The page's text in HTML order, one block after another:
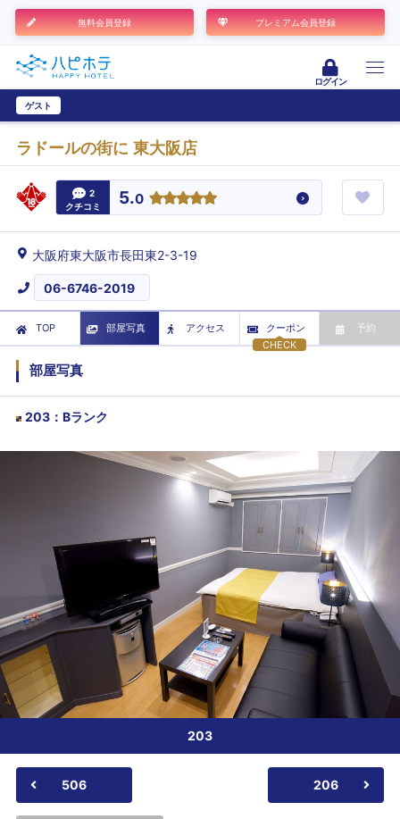
無料会員登録 プレミアム会員登録
ログイン
ゲスト
ラドールの街に 東大阪店
2
クチコミ
5.0
大阪府東大阪市長田東2-3-19
06-6746-2019
TOP 部屋写真
アクセス
CHECK
クーポン 予約
部屋写真
203 ： Bランク
203
506 206